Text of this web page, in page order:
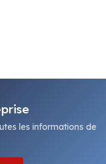
les informations de